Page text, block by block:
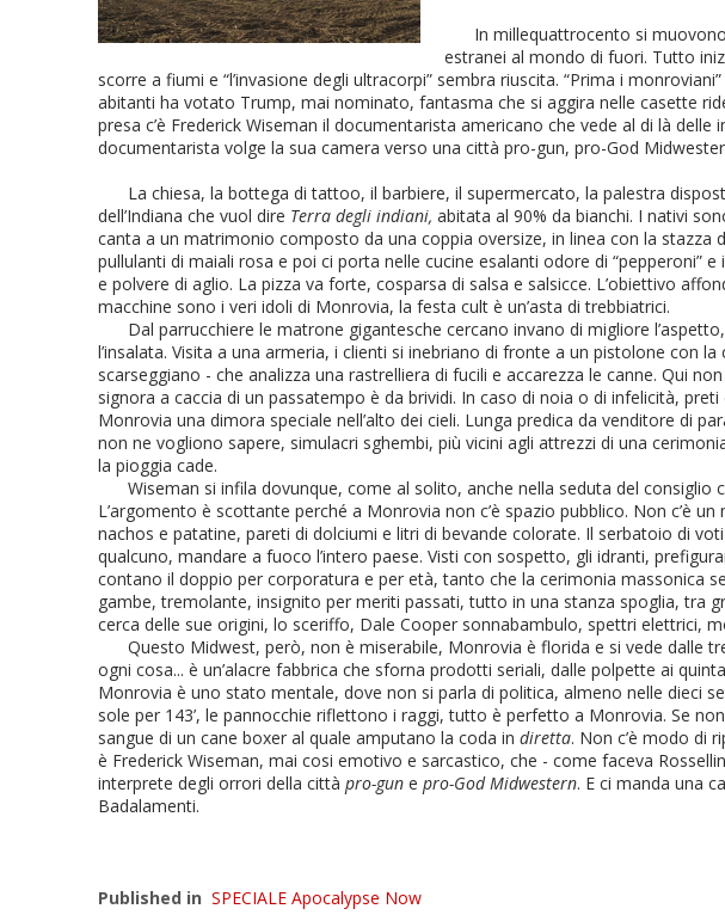
In millequattrocento si
estranei al mondo di fuori. Tutto
scorre a fiumi e “l’invasione degli ultracorpi” sembra riuscita. “Prima i
abitanti ha votato Trump, mai nominato, fantasma che si aggira nelle casette
presa c’è Frederick Wiseman il documentarista americano che vede al di là
documentarista volge la sua camera verso una città pro-gun, pro-God
La chiesa, la bottega di tattoo, il barbiere, il supermercato, la palestra
dell’Indiana che vuol dire Terra degli indiani, abitata al 90% da bianchi. I nativi
canta a un matrimonio composto da una coppia oversize, in linea con la stazza
pullulanti di maiali rosa e poi ci porta nelle cucine esalanti odore di
e polvere di aglio. La pizza va forte, cosparsa di salsa e salsicce. L’obiettivo
macchine sono i veri idoli di Monrovia, la festa cult è un’asta di trebbiatrici.
Dal parrucchiere le matrone gigantesche cercano invano di migliore
l’insalata. Visita a una armeria, i clienti si inebriano di fronte a un pistolone con
scarseggiano - che analizza una rastrelliera di fucili e accarezza le canne. Qui
signora a caccia di un passatempo è da brividi. In caso di noia o di infelicità,
Monrovia una dimora speciale nell’alto dei cieli. Lunga predica da venditore di
non ne vogliono sapere, simulacri sghembi, più vicini agli attrezzi di una
la pioggia cade.
Wiseman si infila dovunque, come al solito, anche nella seduta del
L’argomento è scottante perché a Monrovia non c’è spazio pubblico. Non c’è
nachos e patatine, pareti di dolciumi e litri di bevande colorate. Il serbatoio di
qualcuno, mandare a fuoco l’intero paese. Visti con sospetto, gli idranti,
contano il doppio per corporatura e per età, tanto che la cerimonia massonica
gambe, tremolante, insignito per meriti passati, tutto in una stanza spoglia, tra
cerca delle sue origini, lo sceriffo, Dale Cooper sonnabambulo, spettri elettrici,
Questo Midwest, però, non è miserabile, Monrovia è florida e si vede dalle
ogni cosa... è un’alacre fabbrica che sforna prodotti seriali, dalle polpette ai
Monrovia è uno stato mentale, dove non si parla di politica, almeno nelle dieci
sole per 143’, le pannocchie riflettono i raggi, tutto è perfetto a Monrovia. Se
sangue di un cane boxer al quale amputano la coda in diretta. Non c’è modo di
è Frederick Wiseman, mai cosi emotivo e sarcastico, che - come faceva
interprete degli orrori della città pro-gun e pro-God Midwestern. E ci manda una
Badalamenti.
Published in SPECIALE Apocalypse Now